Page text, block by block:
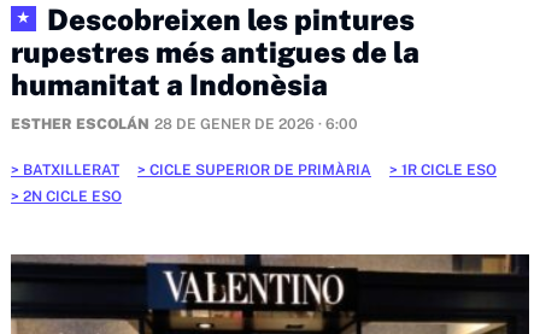
★
Descobreixen les pintures
rupestres més antigues de la
humanitat a Indonèsia
ESTHER ESCOLÁN 28 DE GENER DE 2026 · 6:00
BATXILLERAT CICLE SUPERIOR DE PRIMÀRIA
1R CICLE ESO
2N CICLE ESO